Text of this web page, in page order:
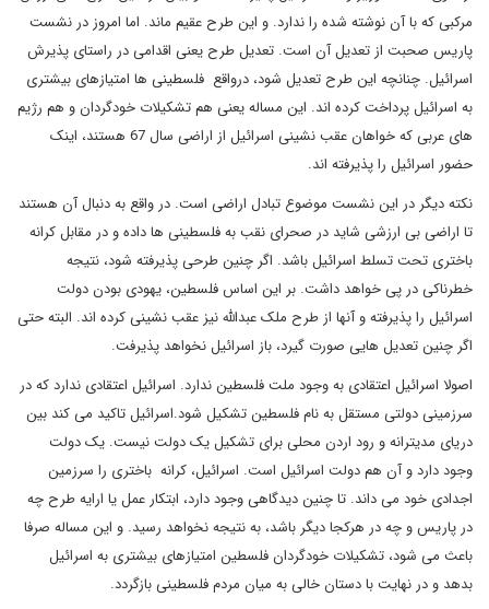
مرکبی که با آن نوشته شده را ندارد. و این طرح عقیم ماند. اما امروز در نشست
پاریس صحبت از تعدیل آن است. تعدیل طرح یعنی اقدامی در راستای پذیرش
اسرائیل. چنانچه این طرح تعدیل شود، درواقع فلسطینی ها امتیازهای بیشتری
به اسرائیل پرداخت کرده اند. این مساله یعنی هم تشکیلات خودگردان و هم رژیم
های عربی که خواهان عقب نشینی اسرائیل از اراضی سال 67 هستند، اینک
حضور اسرائیل را پذیرفته اند.
نکته دیگر در این نشست موضوع تبادل اراضی است. در واقع به دنبال آن هستند
تا اراضی بی ارزشی شاید در صحرای نقب به فلسطینی ها داده و در مقابل کرانه
باختری تحت تسلط اسرائیل باشد. اگر چنین طرحی پذیرفته شود، نتیجه
خطرناکی در پی خواهد داشت. بر این اساس فلسطین، یهودی بودن دولت
اسرائیل را پذیرفته و آنها از طرح ملک عبدالله نیز عقب نشینی کرده اند. البته حتی
اگر چنین تعدیل هایی صورت گیرد، باز اسرائیل نخواهد پذیرفت.
اصولا اسرائیل اعتقادی به وجود ملت فلسطین ندارد. اسرائیل اعتقادی ندارد که در
سرزمینی دولتی مستقل به نام فلسطین تشکیل شود.اسرائیل تاکید می کند بین
دریای مدیترانه و رود اردن محلی برای تشکیل یک دولت نیست. یک دولت
وجود دارد و آن هم دولت اسرائیل است. اسرائیل، کرانه باختری را سرزمین
اجدادی خود می داند. تا چنین دیدگاهی وجود دارد، ابتکار عمل یا ارایه طرح چه
در پاریس و چه در هرکجا دیگر باشد، به نتیجه نخواهد رسید. و این مساله صرفا
باعث می شود، تشکیلات خودگردان فلسطین امتیازهای بیشتری به اسرائیل
بدهد و در نهایت با دستان خالی به میان مردم فلسطینی بازگردد.